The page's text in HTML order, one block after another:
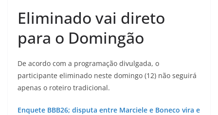
Eliminado vai direto
para o Domingão
De acordo com a programação divulgada, o
participante eliminado neste domingo (12) não seguirá
apenas o roteiro tradicional.
Enquete BBB26; disputa entre Marciele e Boneco vira e